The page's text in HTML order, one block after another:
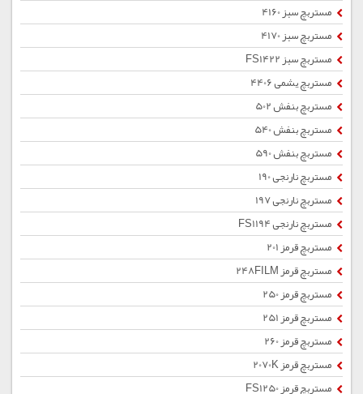
مستربچ سبز 4160
مستربچ سبز 4170
مستربچ سبز FS1422
مستربچ یشمی 4406
مستربچ بنفش 502
مستربچ بنفش 540
مستربچ بنفش 590
مستربچ نارنجی 190
مستربچ نارنجی 197
مستربچ نارنجی FS1194
مستربچ قرمز 201
مستربچ قرمز 248FILM
مستربچ قرمز 250
مستربچ قرمز 251
مستربچ قرمز 260
مستربچ قرمز 2070K
مستربچ قرمز FS1250